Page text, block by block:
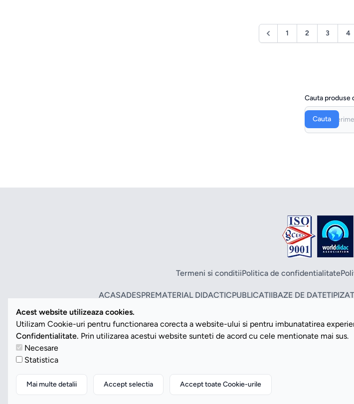
1 2 3 4
Cauta produse
Cauta
Termeni si conditiiPolitica de confidentialitate
ACASADESPREMATERIAL DIDACTICPUBLICATIIBAZE DE DATE
Copyright ©2026 Romdidac SA.
Acest website utilizeaza cookies.
Utilizam Cookie-uri pentru functionarea corecta a website-ului si pentru imbunatatirea
Confidentialitate. Prin utilizarea acestui website sunteti de acord cu cele mentionate mai sus.
Necesare
Statistica
Mai multe detalii Accept selectia Accept toate Cookie-urile